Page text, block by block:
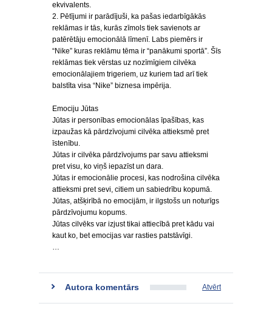
ekvivalents.
2. Pētījumi ir parādījuši, ka pašas iedarbīgākās
reklāmas ir tās, kurās zīmols tiek savienots ar
patērētāju emocionālā līmenī. Labs piemērs ir
“Nike” kuras reklāmu tēma ir “panākumi sportā”. Šīs
reklāmas tiek vērstas uz nozīmīgiem cilvēka
emocionālajiem trigeriem, uz kuriem tad arī tiek
balstīta visa “Nike” biznesa impērija.
Emociju Jūtas
Jūtas ir personības emocionālas īpašības, kas
izpaužas kā pārdzīvojumi cilvēka attieksmē pret
īstenību.
Jūtas ir cilvēka pārdzīvojums par savu attieksmi
pret visu, ko viņš iepazīst un dara.
Jūtas ir emocionālie procesi, kas nodrošina cilvēka
attieksmi pret sevi, citiem un sabiedrību kopumā.
Jūtas, atšķirībā no emocijām, ir ilgstošs un noturīgs
pārdzīvojumu kopums.
Jūtas cilvēks var izjust tikai attiecībā pret kādu vai
kaut ko, bet emocijas var rasties patstāvīgi.
…
Autora komentārs Atvērt